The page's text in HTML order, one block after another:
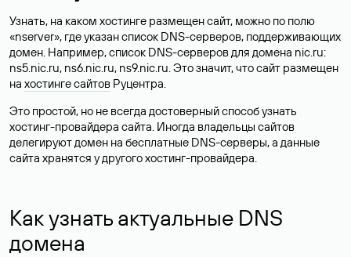
Узнать, на каком хостинге размещен сайт, можно по полю
«nserver», где указан список DNS-серверов, поддерживающих
домен. Например, список DNS-серверов для домена nic.ru:
ns5.nic.ru, ns6.nic.ru, ns9.nic.ru. Это значит, что сайт размещен
на хостинге сайтов Руцентра.
Это простой, но не всегда достоверный способ узнать
хостинг-провайдера сайта. Иногда владельцы сайтов
делегируют домен на бесплатные DNS-серверы, а данные
сайта хранятся у другого хостинг-провайдера.
Как узнать актуальные DNS
домена